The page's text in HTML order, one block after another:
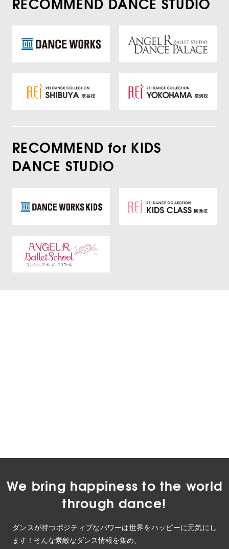
RECOMMEND for KIDS
DANCE STUDIO
We bring happiness to the world
through dance!
ダンスが持つポジティブなパワーは世界をハッピーに元気にし
ます！そんな素敵なダンス情報を集め、